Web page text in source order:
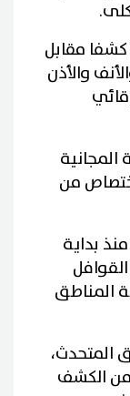
وأمنت عيادة أمراض الغدد الصماء 50 كشفا مقابل
والأنف والأذن
الوقائي
من
بداية
القوافل
المناطق
المتحدث،
الكشف